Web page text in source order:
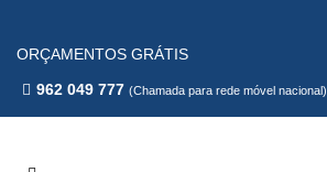
ORÇAMENTOS GRÁTIS
962 049 777 (Chamada para rede móvel nacional)